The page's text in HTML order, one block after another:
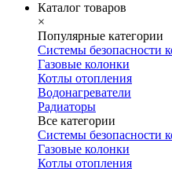
Каталог товаров
×
Популярные категории
Системы безопасности
Газовые колонки
Котлы отопления
Водонагреватели
Радиаторы
Все категории
Системы безопасности
Газовые колонки
Котлы отопления